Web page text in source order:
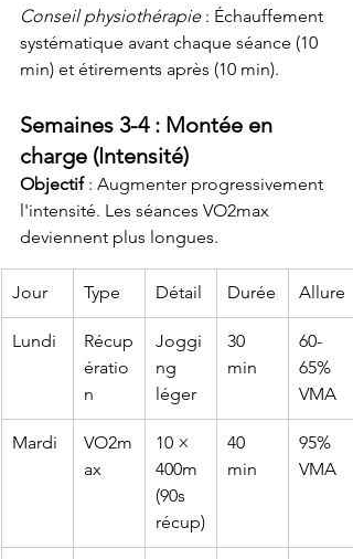
Conseil physiothérapie : Échauffement
systématique avant chaque séance (10
min) et étirements après (10 min).
Semaines 3-4 : Montée en
charge (Intensité)
Objectif : Augmenter progressivement
l'intensité. Les séances VO2max
deviennent plus longues.
Jour Type Détail Durée Allure
Lundi
Récup
ératio
n
Joggi
ng
léger
30
min
60-
65%
VMA
Mardi
VO2m
ax
10 ×
400m
(90s
récup)
40
min
95%
VMA